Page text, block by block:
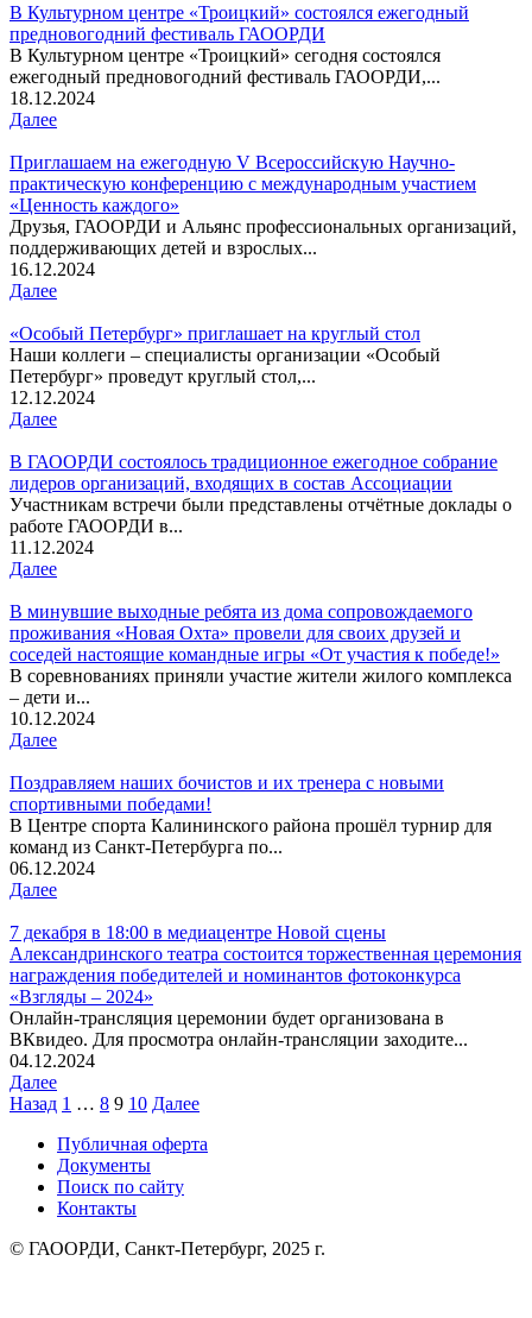
В Культурном центре «Троицкий» состоялся ежегодный
предновогодний фестиваль ГАООРДИ
В Культурном центре «Троицкий» сегодня состоялся
ежегодный предновогодний фестиваль ГАООРДИ,...
18.12.2024
Далее
Приглашаем на ежегодную V Всероссийскую Научно-
практическую конференцию с международным участием
«Ценность каждого»
Друзья, ГАООРДИ и Альянс профессиональных организаций,
поддерживающих детей и взрослых...
16.12.2024
Далее
«Особый Петербург» приглашает на круглый стол
Наши коллеги – специалисты организации «Особый
Петербург» проведут круглый стол,...
12.12.2024
Далее
В ГАООРДИ состоялось традиционное ежегодное собрание
лидеров организаций, входящих в состав Ассоциации
Участникам встречи были представлены отчётные доклады о
работе ГАООРДИ в...
11.12.2024
Далее
В минувшие выходные ребята из дома сопровождаемого
проживания «Новая Охта» провели для своих друзей и
соседей настоящие командные игры «От участия к победе!»
В соревнованиях приняли участие жители жилого комплекса
– дети и...
10.12.2024
Далее
Поздравляем наших бочистов и их тренера с новыми
спортивными победами!
В Центре спорта Калининского района прошёл турнир для
команд из Санкт-Петербурга по...
06.12.2024
Далее
7 декабря в 18:00 в медиацентре Новой сцены
Александринского театра состоится торжественная церемония
награждения победителей и номинантов фотоконкурса
«Взгляды – 2024»
Онлайн-трансляция церемонии будет организована в
ВКвидео. Для просмотра онлайн-трансляции заходите...
04.12.2024
Далее
Пагинация
записей
Назад 1 … 8 9 10 Далее
Публичная оферта
Документы
Поиск по сайту
Контакты
© ГАООРДИ, Санкт-Петербург, 2025 г.